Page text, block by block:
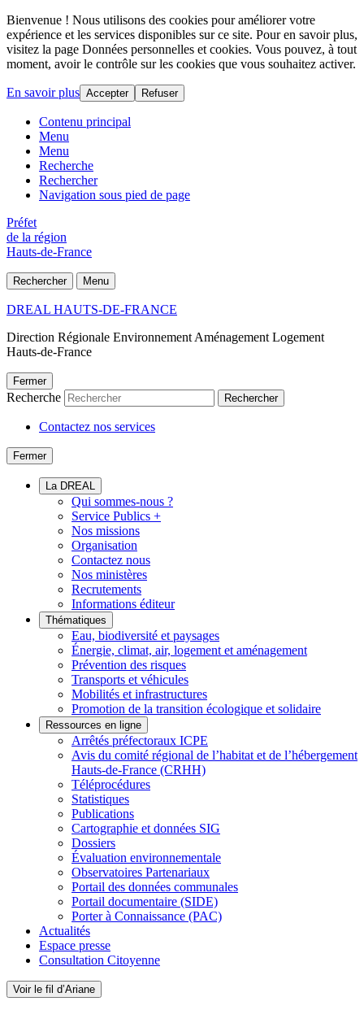
Bienvenue ! Nous utilisons des cookies pour améliorer votre
expérience et les services disponibles sur ce site. Pour en savoir plus,
visitez la page Données personnelles et cookies. Vous pouvez, à tout
moment, avoir le contrôle sur les cookies que vous souhaitez activer.
En savoir plus Accepter Refuser
Contenu principal
Menu
Menu
Recherche
Rechercher
Navigation sous pied de page
Préfet
de la région
Hauts-de-France
Rechercher Menu
DREAL HAUTS-DE-FRANCE
Direction Régionale Environnement Aménagement Logement
Hauts-de-France
Fermer
Recherche Rechercher
Contactez nos services
Fermer
La DREAL
Qui sommes-nous ?
Service Publics +
Nos missions
Organisation
Contactez nous
Nos ministères
Recrutements
Informations éditeur
Thématiques
Eau, biodiversité et paysages
Énergie, climat, air, logement et aménagement
Prévention des risques
Transports et véhicules
Mobilités et infrastructures
Promotion de la transition écologique et solidaire
Ressources en ligne
Arrêtés préfectoraux ICPE
Avis du comité régional de l’habitat et de l’hébergement
Hauts-de-France (CRHH)
Téléprocédures
Statistiques
Publications
Cartographie et données SIG
Dossiers
Évaluation environnementale
Observatoires Partenariaux
Portail des données communales
Portail documentaire (SIDE)
Porter à Connaissance (PAC)
Actualités
Espace presse
Consultation Citoyenne
Voir le fil d’Ariane